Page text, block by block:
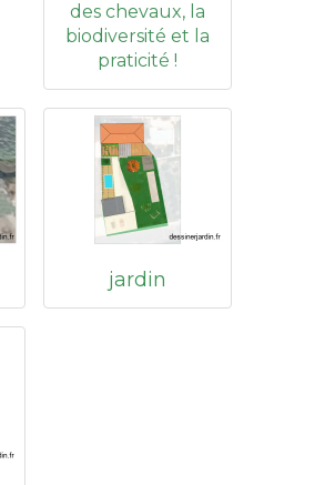
des chevaux, la
biodiversité et la
praticité !
jardin